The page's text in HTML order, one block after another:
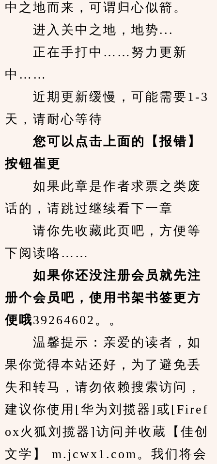
中之地而来，可谓归心似箭。
进入关中之地，地势...
正在手打中……努力更新
中……
近期更新缓慢，可能需要1-3
天，请耐心等待
您可以点击上面的【报错】
按钮崔更
如果此章是作者求票之类废
话的，请跳过继续看下一章
请你先收藏此页吧，方便等
下阅读咯……
如果你还没注册会员就先注
册个会员吧，使用书架书签更方
便哦39264602。。
温馨提示：亲爱的读者，如
果你觉得本站还好，为了避免丢
失和转马，请勿依赖搜索访问，
建议你使用[华为刘揽器]或[Firef
ox火狐刘揽器]访问并收蔵【佳创
文学】 m.jcwx1.com。我们将会